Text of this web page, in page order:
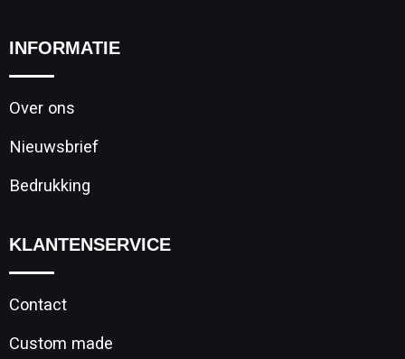
INFORMATIE
Over ons
Nieuwsbrief
Bedrukking
KLANTENSERVICE
Contact
Custom made